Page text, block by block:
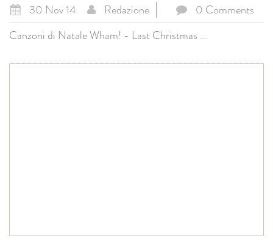
30 Nov 14 Redazione
0 Comments
Canzoni di Natale Wham! - Last Christmas ...